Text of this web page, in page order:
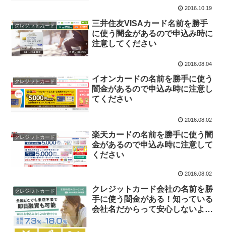
2016.10.19
クレジットカード
三井住友VISAカード名前を勝手
に使う闇金があるので申込み時に
注意してください
2016.08.04
クレジットカード
イオンカードの名前を勝手に使う
闇金があるので申込み時に注意し
てください
2016.08.02
クレジットカード
楽天カードの名前を勝手に使う闇
金があるので申込み時に注意して
ください
2016.08.02
クレジットカード
クレジットカード会社の名前を勝
手に使う闇金がある！知っている
会社名だからって安心しないよう